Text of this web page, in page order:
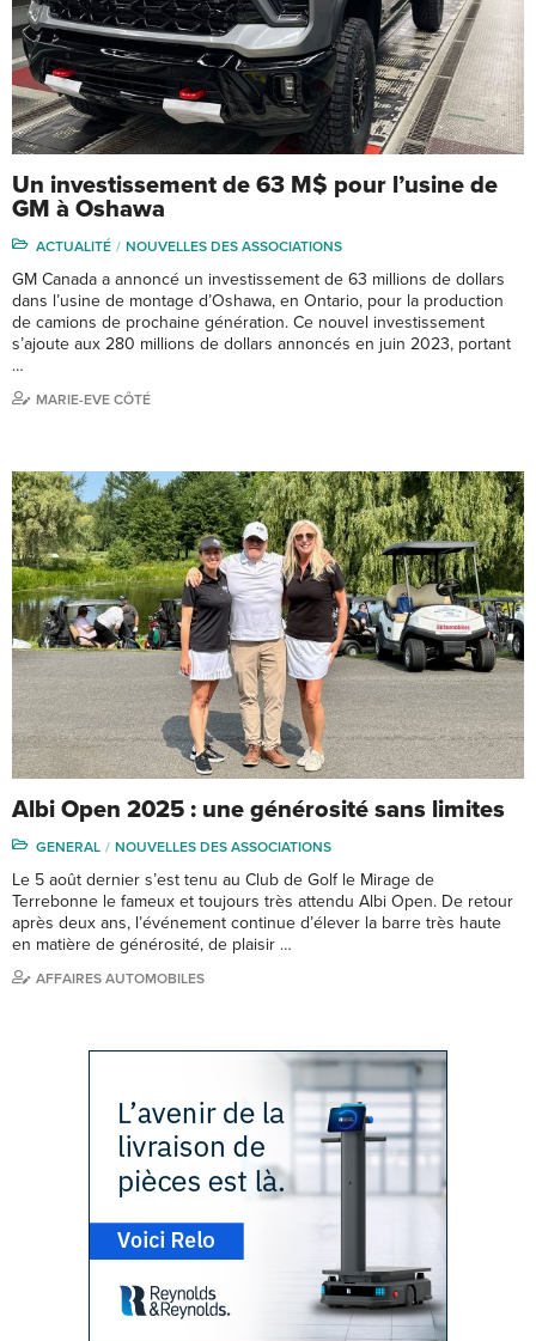
Un investissement de 63 M$ pour l’usine de
GM à Oshawa
ACTUALITÉ NOUVELLES DES ASSOCIATIONS
GM Canada a annoncé un investissement de 63 millions de dollars
dans l’usine de montage d’Oshawa, en Ontario, pour la production
de camions de prochaine génération. Ce nouvel investissement
s’ajoute aux 280 millions de dollars annoncés en juin 2023, portant
…
MARIE-EVE CÔTÉ
Albi Open 2025 : une générosité sans limites
GENERAL NOUVELLES DES ASSOCIATIONS
Le 5 août dernier s’est tenu au Club de Golf le Mirage de
Terrebonne le fameux et toujours très attendu Albi Open. De retour
après deux ans, l’événement continue d’élever la barre très haute
en matière de générosité, de plaisir …
AFFAIRES AUTOMOBILES